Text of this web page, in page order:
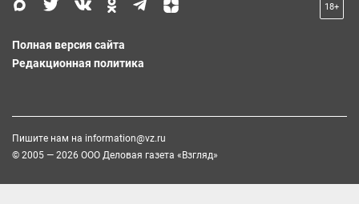
18+
Полная версия сайта
Редакционная политика
Пишите нам на information@vz.ru
© 2005 — 2026 ООО Деловая газета «Взгляд»